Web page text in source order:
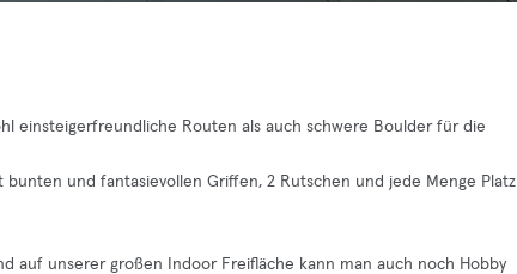
einsteigerfreundliche Routen als auch schwere Boulder für die
und fantasievollen Griffen, 2 Rutschen und jede Menge Platz
auf unserer großen Indoor Freifläche kann man auch noch Hobby